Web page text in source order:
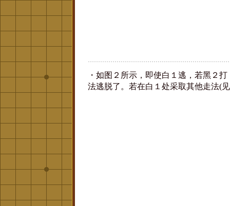
・如图２所示，即使白１逃，若黑２
法逃脱了。若在白１处采取其他走法(